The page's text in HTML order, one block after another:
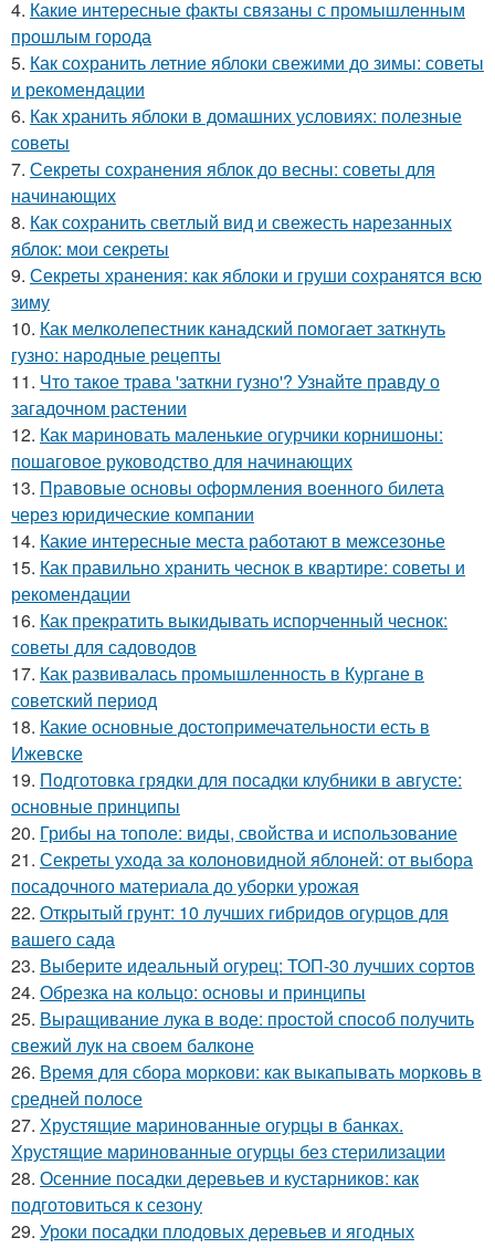
4. Какие интересные факты связаны с промышленным
прошлым города
5. Как сохранить летние яблоки свежими до зимы: советы
и рекомендации
6. Как хранить яблоки в домашних условиях: полезные
советы
7. Секреты сохранения яблок до весны: советы для
начинающих
8. Как сохранить светлый вид и свежесть нарезанных
яблок: мои секреты
9. Секреты хранения: как яблоки и груши сохранятся всю
зиму
10. Как мелколепестник канадский помогает заткнуть
гузно: народные рецепты
11. Что такое трава 'заткни гузно'? Узнайте правду о
загадочном растении
12. Как мариновать маленькие огурчики корнишоны:
пошаговое руководство для начинающих
13. Правовые основы оформления военного билета
через юридические компании
14. Какие интересные места работают в межсезонье
15. Как правильно хранить чеснок в квартире: советы и
рекомендации
16. Как прекратить выкидывать испорченный чеснок:
советы для садоводов
17. Как развивалась промышленность в Кургане в
советский период
18. Какие основные достопримечательности есть в
Ижевске
19. Подготовка грядки для посадки клубники в августе:
основные принципы
20. Грибы на тополе: виды, свойства и использование
21. Секреты ухода за колоновидной яблоней: от выбора
посадочного материала до уборки урожая
22. Открытый грунт: 10 лучших гибридов огурцов для
вашего сада
23. Выберите идеальный огурец: ТОП-30 лучших сортов
24. Обрезка на кольцо: основы и принципы
25. Выращивание лука в воде: простой способ получить
свежий лук на своем балконе
26. Время для сбора моркови: как выкапывать морковь в
средней полосе
27. Хрустящие маринованные огурцы в банках.
Хрустящие маринованные огурцы без стерилизации
28. Осенние посадки деревьев и кустарников: как
подготовиться к сезону
29. Уроки посадки плодовых деревьев и ягодных